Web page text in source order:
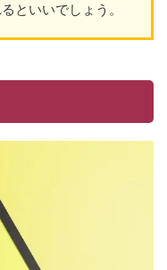
といいでしょう。